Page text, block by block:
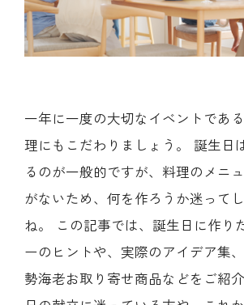
(ごちそう重/誕生日重/還暦重/
(中納言/鉄板焼ひかり)
鉄板焼 ひかり
企業情報
プライバシーポリシー
サ
取
一年に一度の大切なイベントであ
理にもこだわりましょう。 誕生日
るのが一般的ですが、料理のメニ
がないため、何を作ろうか迷って
ね。 この記事では、誕生日に作り
ーのヒントや、実際のアイデア集
勢海老お取り寄せ商品などをご紹